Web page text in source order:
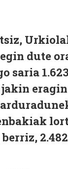
dute
saria
jakin